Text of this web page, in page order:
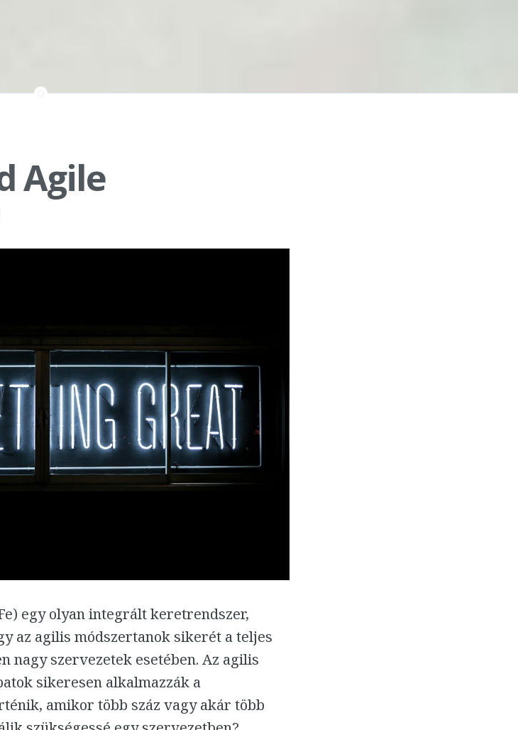
Agile
egy olyan integrált keretrendszer,
az agilis módszertanok sikerét a teljes
nagy szervezetek esetében. Az agilis
sikeresen alkalmazzák a
amikor több száz vagy akár több